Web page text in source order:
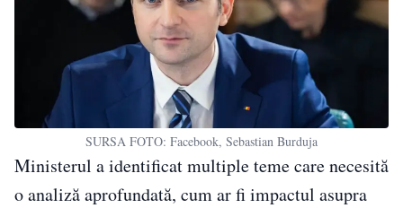
SURSA FOTO: Facebook, Sebastian Burduja
Ministerul a identificat multiple teme care necesită
o analiză aprofundată, cum ar fi impactul asupra